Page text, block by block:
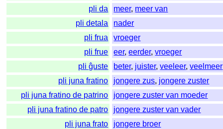
pli da
meer, meer van
pli detala
nader
pli frua
vroeger
pli frue
eer,eerder,vroeger
pli ĝuste
beter, juister,veeleer,veelmeer
pli juna fratino
jongere zus, jongere zuster
pli juna fratino de patrino
jongere zuster van moeder
pli juna fratino de patro
jongere zuster van vader
pli juna frato
jongere broer